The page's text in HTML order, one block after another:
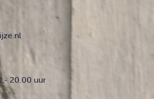
- 20.00 uur